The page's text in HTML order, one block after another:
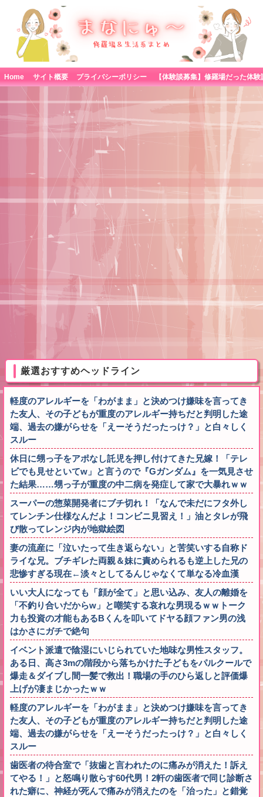
Home サイト概要 プライバシーポリシー
厳選おすすめヘッドライン
軽度のアレルギーを「わがまま」と決めつけ嫌味を言ってき
た友人、その子どもが重度のアレルギー持ちだと判明した途
端、過去の嫌がらせを「えーそうだったっけ？」と白々しく
スルー
休日に甥っ子をアポなし託児を押し付けてきた兄嫁！「テレ
ビでも見せといてw」と言うので『Gガンダム』を一気見させ
た結果……甥っ子が重度の中二病を発症して家で大暴れｗｗ
スーパーの惣菜開発者にブチ切れ！「なんで未だにフタ外し
てレンチン仕様なんだよ！コンビニ見習え！」油とタレが飛
び散ってレンジ内が地獄絵図
妻の流産に「泣いたって生き返らない」と苦笑いする自称ド
ライな兄。ブチギレた両親＆妹に責められるも逆上した兄の
悲惨すぎる現在←淡々としてるんじゃなくて単なる冷血漢
いい大人になっても「顔が全て」と思い込み、友人の離婚を
「不釣り合いだからw」と嘲笑する哀れな男現るｗｗトーク
力も投資の才能もあるBくんを叩いてドヤる顔ファン男の浅
はかさにガチで絶句
イベント派遣で陰湿にいじられていた地味な男性スタッフ。
ある日、高さ3mの階段から落ちかけた子どもをパルクールで
爆走＆ダイブし間一髪で救出！職場の手のひら返しと評価爆
上げが凄まじかったｗｗ
軽度のアレルギーを「わがまま」と決めつけ嫌味を言ってき
た友人、その子どもが重度のアレルギー持ちだと判明した途
端、過去の嫌がらせを「えーそうだったっけ？」と白々しく
スルー
歯医者の待合室で「抜歯と言われたのに痛みが消えた！訴え
てやる！」と怒鳴り散らす60代男！2軒の歯医者で同じ診断さ
れた癖に、神経が死んで痛みが消えたのを「治った」と錯覚